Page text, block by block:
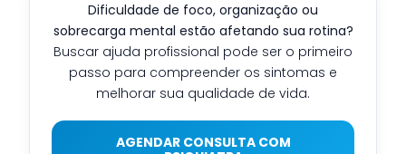
Dificuldade de foco, organização ou
sobrecarga mental estão afetando sua rotina?
Buscar ajuda profissional pode ser o primeiro
passo para compreender os sintomas e
melhorar sua qualidade de vida.
AGENDAR CONSULTA COM